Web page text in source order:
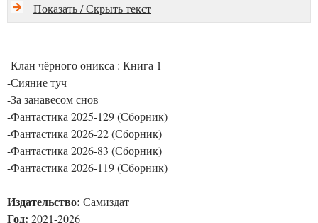
Показать / Скрыть текст
-Клан чёрного оникса : Книга 1
-Сияние туч
-За занавесом снов
-Фантастика 2025-129 (Сборник)
-Фантастика 2026-22 (Сборник)
-Фантастика 2026-83 (Сборник)
-Фантастика 2026-119 (Сборник)
Издательство: Самиздат
Год: 2021-2026